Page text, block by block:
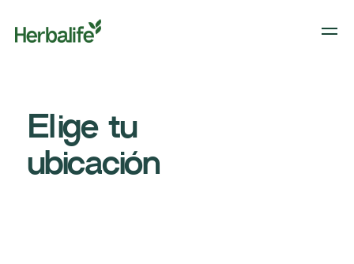
Elige tu
ubicación